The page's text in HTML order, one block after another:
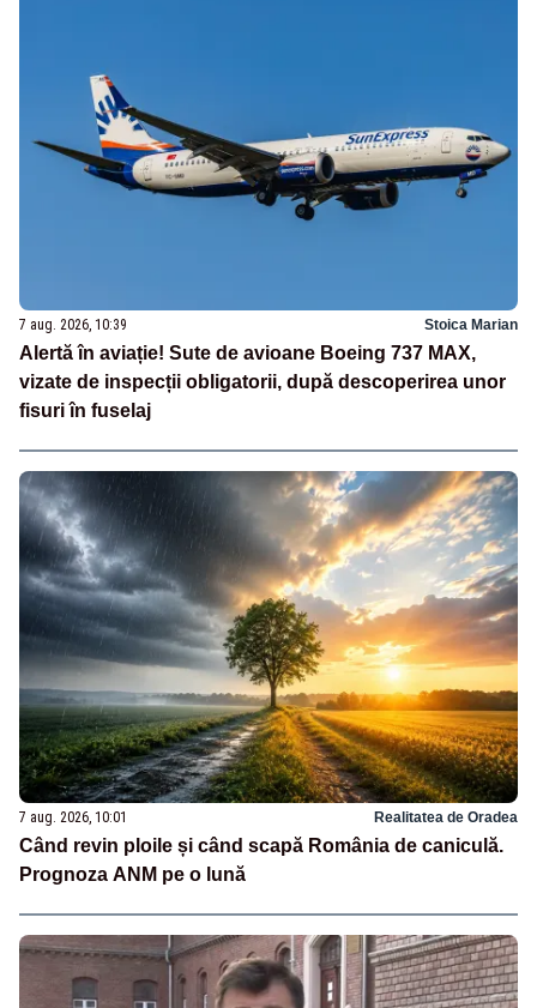
7 aug. 2026, 10:39 Stoica Marian
Alertă în aviație! Sute de avioane Boeing 737 MAX,
vizate de inspecții obligatorii, după descoperirea unor
fisuri în fuselaj
7 aug. 2026, 10:01 Realitatea de Oradea
Când revin ploile și când scapă România de caniculă.
Prognoza ANM pe o lună